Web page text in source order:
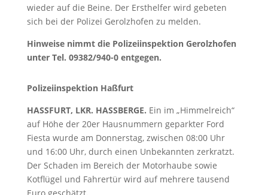
wieder auf die Beine. Der Ersthelfer wird gebeten
sich bei der Polizei Gerolzhofen zu melden.
Hinweise nimmt die Polizeiinspektion Gerolzhofen
unter Tel. 09382/940-0 entgegen.
Polizeiinspektion Haßfurt
HASSFURT, LKR. HASSBERGE. Ein im „Himmelreich“
auf Höhe der 20er Hausnummern geparkter Ford
Fiesta wurde am Donnerstag, zwischen 08:00 Uhr
und 16:00 Uhr, durch einen Unbekannten zerkratzt.
Der Schaden im Bereich der Motorhaube sowie
Kotflügel und Fahrertür wird auf mehrere tausend
Euro geschätzt.